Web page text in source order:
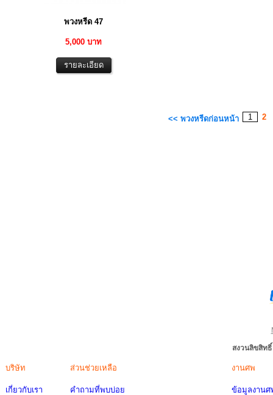
พวงหรีด 47
5,000 บาท
<< พวงหรีดก่อนหน้า 1 2
สงวนลิขสิท
บริษัท
เกี่ยวกับเรา
ส่วนช่วยเหลือ
คำถามที่พบบ่อย
งานศพ
ข้อมูลงานศ